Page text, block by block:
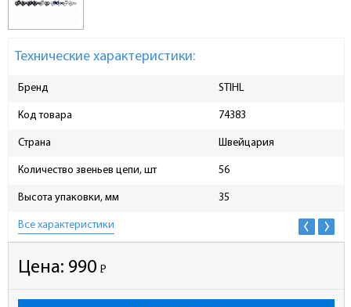
Технические характеристики:
Бренд STIHL
Код товара 74383
Страна Швейцария
Количество звеньев цепи, шт 56
Высота упаковки, мм 35
Все характеристики
Цена: 990 Р
-